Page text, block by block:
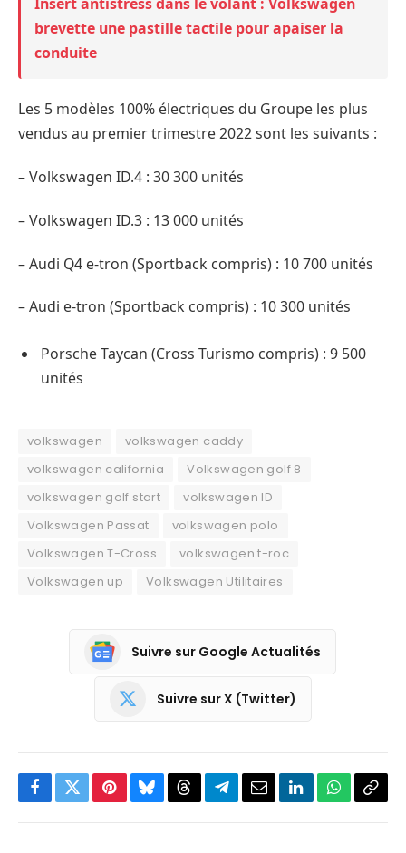
brevette une pastille tactile pour apaiser la
conduite
Les 5 modèles 100% électriques du Groupe les plus
vendus au premier trimestre 2022 sont les suivants :
– Volkswagen ID.4 : 30 300 unités
– Volkswagen ID.3 : 13 000 unités
– Audi Q4 e-tron (Sportback compris) : 10 700 unités
– Audi e-tron (Sportback compris) : 10 300 unités
Porsche Taycan (Cross Turismo compris) : 9 500
unités
volkswagen
volkswagen caddy
volkswagen california
Volkswagen golf 8
volkswagen golf start
volkswagen ID
Volkswagen Passat
volkswagen polo
Volkswagen T-Cross
volkswagen t-roc
Volkswagen up
Volkswagen Utilitaires
Suivre sur Google Actualités
Suivre sur X (Twitter)
Facebook
TwitterPinterestBlueskyThreadsPartagerEmailLinkedInWhatsApp